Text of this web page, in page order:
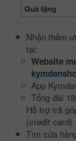
Quà tặng
Nhận thêm
tại:
Website
App
Tổng đài
Hỗ trợ trả
(credit card)
Tìm cửa